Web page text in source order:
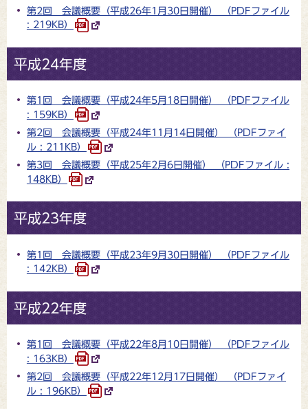
第2回 会議概要（平成26年1月30日開催） （PDFファイル
: 219KB）
平成24年度
第1回 会議概要（平成24年5月18日開催） （PDFファイル
: 159KB）
第2回 会議概要（平成24年11月14日開催） （PDFファイ
ル : 211KB）
第3回 会議概要（平成25年2月6日開催） （PDFファイル :
148KB）
平成23年度
第1回 会議概要（平成23年9月30日開催） （PDFファイル
: 142KB）
平成22年度
第1回 会議概要（平成22年8月10日開催） （PDFファイル
: 163KB）
第2回 会議概要（平成22年12月17日開催） （PDFファイ
ル : 196KB）